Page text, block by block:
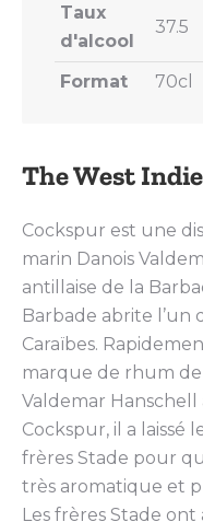
The West
Cockspur est une
marin Danois
antillaise de la
Barbade abrite l’un
Caraïbes.
marque de rhum
Valdemar Hanschell
Cockspur, il a laissé
frères Stade pour
très aromatique et
Les frères Stade
Taux
d'alcool
37.5
Format 70cl